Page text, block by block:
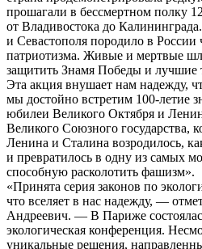
прошагали в бессмертном полку
от Владивостока до
и Севастополя породило в России
патриотизма. Живые и мертвые
защитить Знамя Победы и
Эта акция внушает нам надежду,
мы достойно встретим 100-летие
юбилеи Великого Октября и
Великого Союзного государства,
Ленина и Сталина возродилось,
и превратилось в одну из самых
способную расколотить фашизм».
«Принята серия законов по
что вселяет в нас надежду, —
Андреевич. — В Париже
экологическая конференция.
уникальные решения,